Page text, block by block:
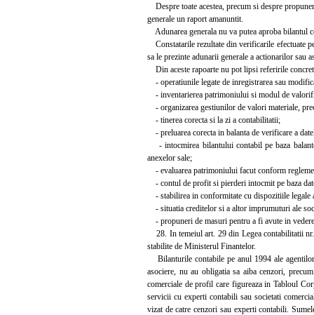
Despre toate acestea, precum si despre
generale un raport amanuntit.
Adunarea generala nu va putea aproba bilantul
Constatarile rezultate din verificarile efectuate
sa le prezinte adunarii generale a actionarilor sau
Din aceste rapoarte nu pot lipsi referirile
- operatiunile legate de inregistrarea sau
- inventarierea patrimoniului si modul de
- organizarea gestiunilor de valori materiale,
- tinerea corecta si la zi a contabilitatii;
- preluarea corecta in balanta de verificare a
- intocmirea bilantului contabil pe baza
anexelor sale;
- evaluarea patrimoniului facut conform
- contul de profit si pierderi intocmit pe baza
- stabilirea in conformitate cu dispozitiile legale
- situatia creditelor si a altor imprumuturi ale
- propuneri de masuri pentru a fi avute in
28. In temeiul art. 29 din Legea contabilitatii
stabilite de Ministerul Finantelor.
Bilanturile contabile pe anul 1994 ale
asociere, nu au obligatia sa aiba cenzori,
comerciale de profil care figureaza in Tabloul
servicii cu experti contabili sau societati
vizat de catre cenzori sau experti contabili.